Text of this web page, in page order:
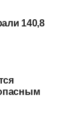
140,8